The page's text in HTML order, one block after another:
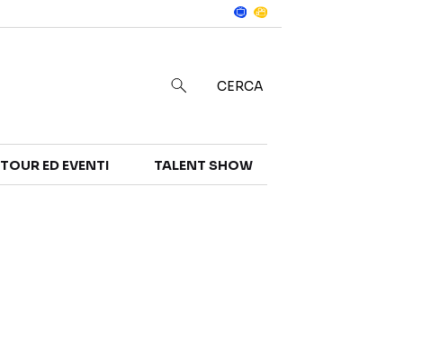
CERCA
TOUR ED EVENTI TALENT SHOW